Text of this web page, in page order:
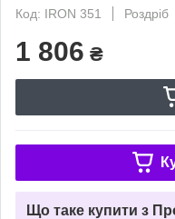
Код: IRON 351
Роздріб
1 806 ₴
Що таке купити з